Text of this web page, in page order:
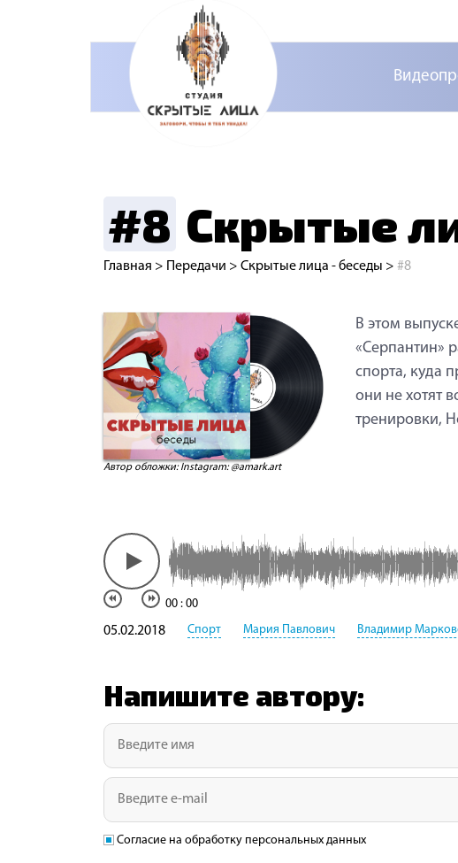
#8 Скрытые
Главная > Передачи > Скрытые лица - беседы > #8
Автор обложки: Instagram: @amark.art
В этом
«Серпантин»
спорта, куда
они не хотят
тренировки,
00 : 00
05.02.2018 Спорт Мария Павлович Владимир
Напишите автору:
Согласие на обработку персональных данных